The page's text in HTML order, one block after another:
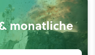
monatliche